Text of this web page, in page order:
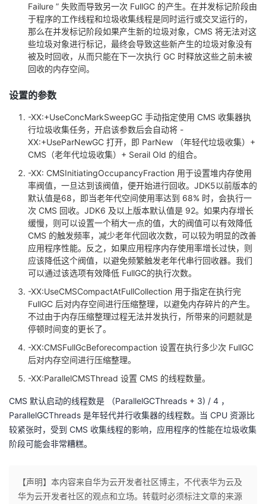
Failure ” 失败而导致另一次 FullGC 的产生。在并发标记阶段由
于程序的工作线程和垃圾收集线程是同时运行或交叉运行的，
那么在并发标记阶段如果产生新的垃圾对象，CMS 将无法对这
些垃圾对象进行标记，最终会导致这些新产生的垃圾对象没有
被及时回收，从而只能在下一次执行 GC 时释放这些之前未被
回收的内存空间。
设置的参数
-XX:+UseConcMarkSweepGC 手动指定使用 CMS 收集器执
行垃圾收集任务，开启该参数后会自动将 -
XX:+UseParNewGC 打开，即 ParNew （年轻代垃圾收集）+
CMS（老年代垃圾收集）+ Serail Old 的组合。
-XX: CMSInitiatingOccupancyFraction 用于设置堆内存使用
率阀值，一旦达到该阀值，便开始进行回收。JDK5以前版本的
默认值是68，即当老年代空间使用率达到 68% 时，会执行一
次 CMS 回收。JDK6 及以上版本默认值是 92。如果内存增长
缓慢，则可以设置一个稍大一点的值，大的阀值可以有效降低
CMS 的触发频率，减少老年代回收次数，可以较为明显的改善
应用程序性能。反之，如果应用程序内存使用率增长过快，则
应该降低这个阀值，以避免频繁触发老年代串行回收器。我们
可以通过该选项有效降低 FullGC的执行次数。
-XX:UseCMSCompactAtFullCollection 用于指定在执行完
FullGC 后对内存空间进行压缩整理，以避免内存碎片的产生。
不过由于内存压缩整理过程无法并发执行，所带来的问题就是
停顿时间变的更长了。
-XX:CMSFullGcBeforecompaction 设置在执行多少次 FullGC
后对内存空间进行压缩整理。
-XX:ParallelCMSThread 设置 CMS 的线程数量。
CMS 默认启动的线程数是 （ParallelGCThreads + 3) / 4 ，
ParallelGCThreads 是年轻代并行收集器的线程数。当 CPU 资源比
较紧张时，受到 CMS 收集线程的影响，应用程序的性能在垃圾收集
阶段可能会非常糟糕。
【声明】本内容来自华为云开发者社区博主，不代表华为云及
华为云开发者社区的观点和立场。转载时必须标注文章的来源